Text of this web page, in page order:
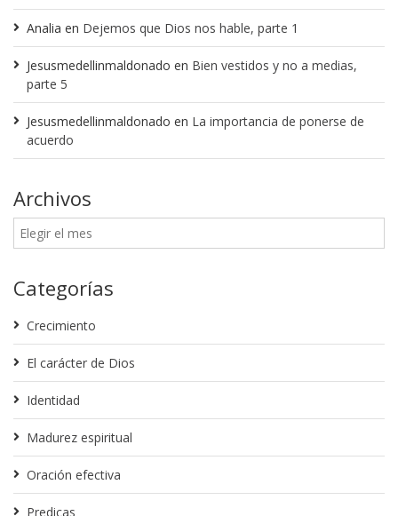
Analia en Dejemos que Dios nos hable, parte 1
Jesusmedellinmaldonado en Bien vestidos y no a medias,
parte 5
Jesusmedellinmaldonado en La importancia de ponerse de
acuerdo
Archivos
Categorías
Crecimiento
El carácter de Dios
Identidad
Madurez espiritual
Oración efectiva
Predicas